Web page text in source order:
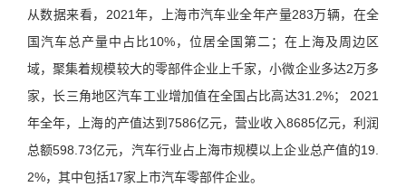
从数据来看，2021年，上海市汽车业全年产量283万辆，在全
国汽车总产量中占比10%，位居全国第二；在上海及周边区
域，聚集着规模较大的零部件企业上千家，小微企业多达2万多
家，长三角地区汽车工业增加值在全国占比高达31.2%； 2021
年全年，上海的产值达到7586亿元，营业收入8685亿元，利润
总额598.73亿元，汽车行业占上海市规模以上企业总产值的19.
2%，其中包括17家上市汽车零部件企业。